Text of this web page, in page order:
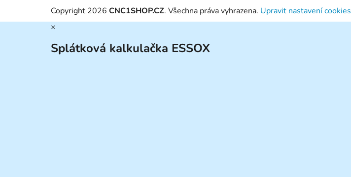
Copyright 2026 CNC1SHOP.CZ. Všechna práva vyhrazena. Upravit nastavení cookies
×
Splátková kalkulačka ESSOX